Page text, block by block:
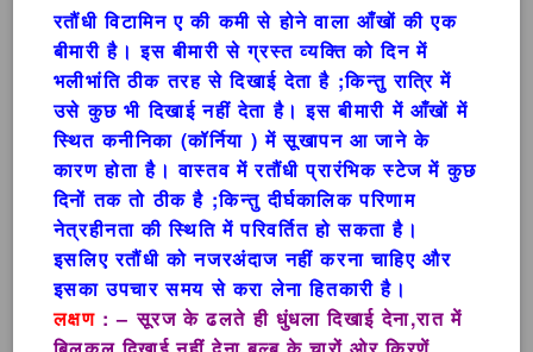
रतौंधी विटामिन ए की कमी से होने वाला आँखों की एक
बीमारी है। इस बीमारी से ग्रस्त व्यक्ति को दिन में
भलीभांति ठीक तरह से दिखाई देता है ;किन्तु रात्रि में
उसे कुछ भी दिखाई नहीं देता है। इस बीमारी में आँखों में
स्थित कनीनिका (कॉर्निया ) में सूखापन आ जाने के
कारण होता है। वास्तव में रतौंधी प्रारंभिक स्टेज में कुछ
दिनों तक तो ठीक है ;किन्तु दीर्घकालिक परिणाम
नेत्रहीनता की स्थिति में परिवर्तित हो सकता है।
इसलिए रतौंधी को नजरअंदाज नहीं करना चाहिए और
इसका उपचार समय से करा लेना हितकारी है।
लक्षण : – सूरज के ढलते ही धुंधला दिखाई देना,रात में